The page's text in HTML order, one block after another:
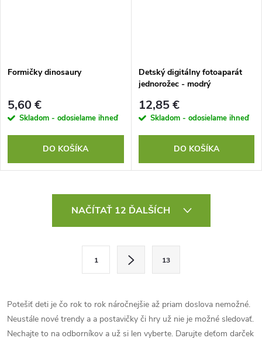
Formičky dinosaury
5,60 €
Skladom - odosielame ihneď
DO KOŠÍKA
Detský digitálny fotoaparát
jednorožec - modrý
12,85 €
Skladom - odosielame ihneď
DO KOŠÍKA
d
a
NAČÍTAŤ 12 ĎALŠÍCH
á
n
1 13
Potešiť deti je čo rok to rok náročnejšie až priam doslova nemožné.
Neustále nové trendy a a postavičky či hry už nie je možné sledovať.
Nechajte to na odborníkov a už si len vyberte. Darujte deťom darček